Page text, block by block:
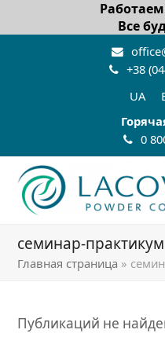
Все
+38
UA
0
семинар-практикум
Главная страница »
Публикаций не